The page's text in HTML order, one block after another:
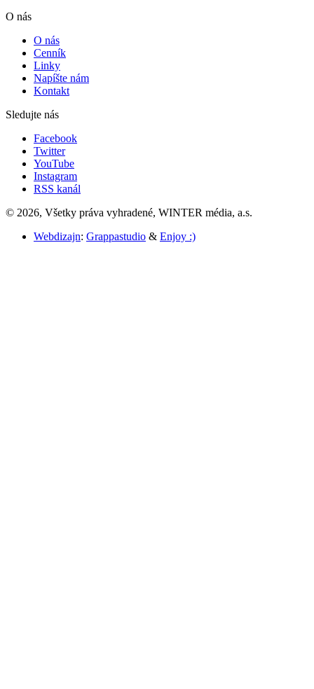
O nás
O nás
Cenník
Linky
Napíšte nám
Kontakt
Sledujte nás
Facebook
Twitter
YouTube
Instagram
RSS kanál
© 2026, Všetky práva vyhradené, WINTER média, a.s.
Webdizajn: Grappastudio & Enjoy :)